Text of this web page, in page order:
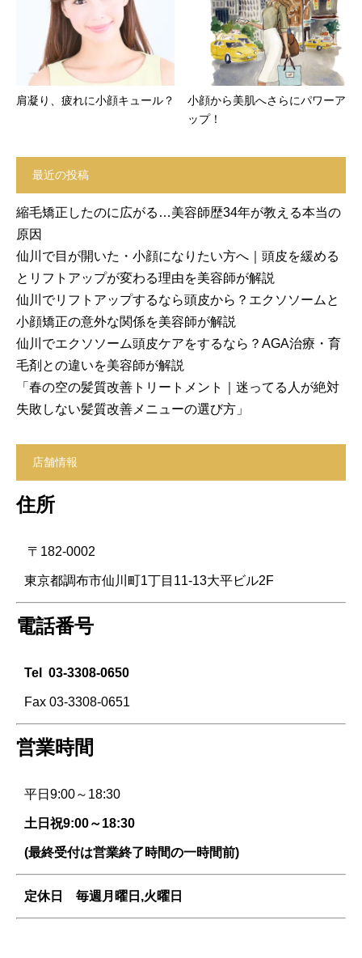
肩凝り、疲れに小顔キュール？
小顔から美肌へさらにパワーア
ップ！
最近の投稿
縮毛矯正したのに広がる…美容師歴34年が教える本当の
原因
仙川で目が開いた・小顔になりたい方へ｜頭皮を緩める
とリフトアップが変わる理由を美容師が解説
仙川でリフトアップするなら頭皮から？エクソソームと
小顔矯正の意外な関係を美容師が解説
仙川でエクソソーム頭皮ケアをするなら？AGA治療・育
毛剤との違いを美容師が解説
「春の空の髪質改善トリートメント｜迷ってる人が絶対
失敗しない髪質改善メニューの選び方」
店舗情報
住所
〒182-0002
東京都調布市仙川町1丁目11-13大平ビル2F
電話番号
Tel 03-3308-0650
Fax 03-3308-0651
営業時間
平日9:00～18:30
土日祝9:00～18:30
(最終受付は営業終了時間の一時間前)
定休日 毎週 月曜日,火曜日